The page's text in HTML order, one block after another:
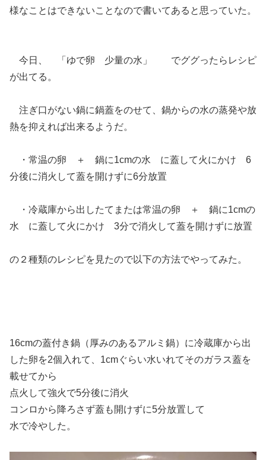
様なことはできないことなので書いてあると思っていた。
今日、 「ゆで卵 少量の水」 でググったらレシピ
が出てる。
注ぎ口がない鍋に鍋蓋をのせて、鍋からの水の蒸発や放
熱を抑えれば出来るようだ。
・常温の卵 ＋ 鍋に1cmの水 に蓋して火にかけ 6
分後に消火して蓋を開けずに6分放置
・冷蔵庫から出したてまたは常温の卵 ＋ 鍋に1cmの
水 に蓋して火にかけ 3分で消火して蓋を開けずに放置
の２種類のレシピを見たので以下の方法でやってみた。
16cmの蓋付き鍋（厚みのあるアルミ鍋）に冷蔵庫から出
した卵を2個入れて、1cmぐらい水いれてそのガラス蓋を
載せてから
点火して強火で5分後に消火
コンロから降ろさず蓋も開けずに5分放置して
水で冷やした。